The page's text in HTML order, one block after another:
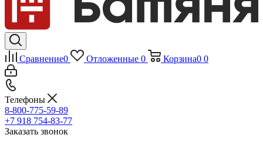
Сравнение0 Отложенные 0 Корзина0 0
Телефоны
8-800-775-59-89
+7 918 754-83-77
Заказать звонок